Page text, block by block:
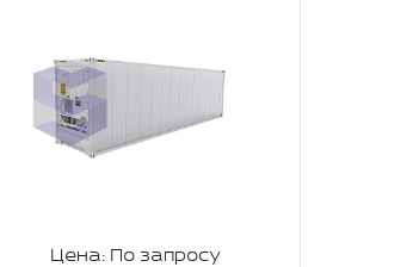
Цена: По запросу